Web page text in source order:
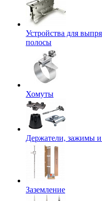
Устройства для
полосы
Хомуты
Держатели, зажимы и
Заземление